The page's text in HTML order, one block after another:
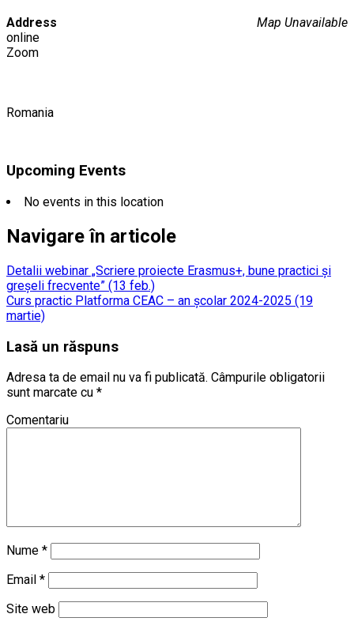
Map Unavailable
Address
online
Zoom
Romania
Upcoming Events
No events in this location
Navigare în articole
Detalii webinar „Scriere proiecte Erasmus+, bune practici și
greșeli frecvente” (13 feb.)
Curs practic Platforma CEAC – an școlar 2024-2025 (19
martie)
Lasă un răspuns
Adresa ta de email nu va fi publicată. Câmpurile obligatorii
sunt marcate cu *
Comentariu
Nume *
Email *
Site web